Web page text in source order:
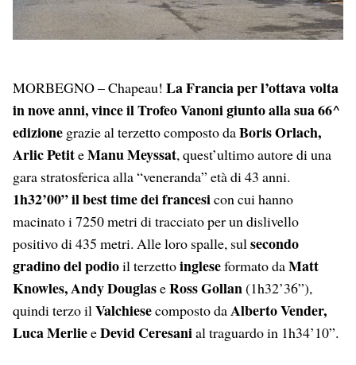
MORBEGNO – Chapeau! La Francia per l’ottava volta
in nove anni, vince il Trofeo Vanoni giunto alla sua 66^
edizione grazie al terzetto composto daBoris Orlach,
Arlic PetiteManu Meyssat, quest’ultimo autore di una
gara stratosferica alla “veneranda” età di 43 anni.
1h32’00” il best time dei francesicon cui hanno
macinato i 7250 metri di tracciato per un dislivello
positivo di 435 metri. Alle loro spalle, sul secondo
gradino del podioil terzettoingleseformato daMatt
Knowles, Andy DouglaseRoss Gollan(1h32’36”),
quindi terzo il Valchiesecomposto daAlberto Vender,
Luca MerlieeDevid Ceresanial traguardo in 1h34’10”.